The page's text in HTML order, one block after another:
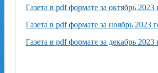
Газета в pdf формате за октябрь 2023
Газета в pdf формате за ноябрь 2023
Газета в pdf формате за декабрь 2023